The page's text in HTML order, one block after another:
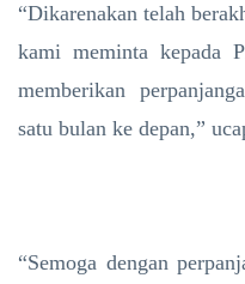
“Dikarenakan telah
kami meminta kepada
memberikan
satu bulan ke depan,”
“Semoga dengan